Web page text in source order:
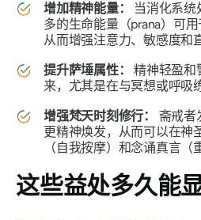
增加精神能量：
当消化系统
多的生命能量（prana）可用
从而增强注意力、敏感度和
提升萨埵属性：
精神轻盈和
来，尤其是在与冥想或呼吸
增强梵天时刻修行：
斋戒者
更精神焕发，从而可以在神
（自我按摩）和念诵真言（
这些益处多久能